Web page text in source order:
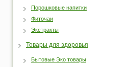
Порошковые напитки
Фиточаи
Экстракты
Товары для здоровья
Бытовые Эко товары